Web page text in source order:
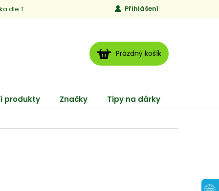
dle TCM Jen to, čemu věříme
Přihlášení
NÁKUPNÍ
KOŠÍK
Prázdný košík
produkty Značky Tipy na dárky